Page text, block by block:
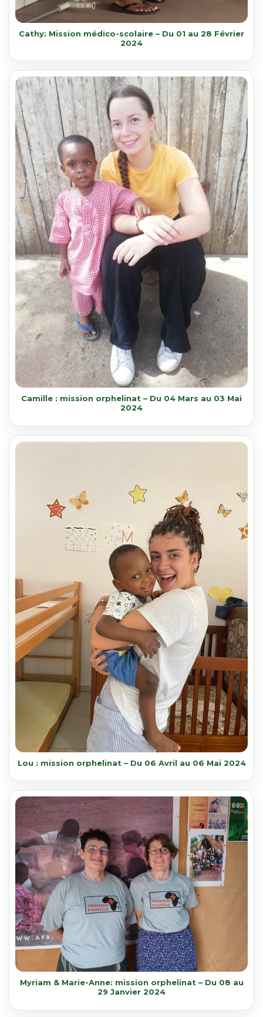
Cathy: Mission médico-scolaire – Du 01 au 28 Février
2024
Camille : mission orphelinat – Du 04 Mars au 03 Mai
2024
Lou : mission orphelinat – Du 06 Avril au 06 Mai 2024
Myriam & Marie-Anne: mission orphelinat – Du 08 au
29 Janvier 2024